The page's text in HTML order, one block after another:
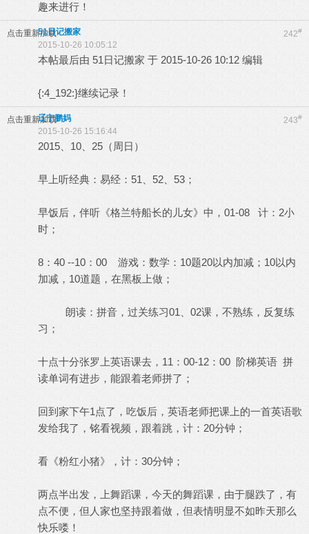
趣来进行！
点击重新加载 242#
51日记搬家
2015-10-26 10:05:12
本帖最后由 51日记搬家 于 2015-10-26 10:12 编辑
{:4_192:}继续记录！
点击重新加载 243#
辽宁鹏妈
2015-10-26 15:16:44
2015、10、25（周日）
早上听经典：易经：51、52、53；
早饭后，伴听《格兰特船长的儿女》中，01-08 计：2小
时；
8：40 --10：00 游戏：数学：10题20以内加减；10以内
加减，10道题，在黑板上做；
朗读：拼音，过关练习01、02课，不熟练，反复练
习；
十点十分张罗上英语课去，11：00-12：00 阶梯英语 拼
读单词有进步，能跟着老师拼了；
回到家下午1点了，吃饭后，英语老师把课上的一首英语歌
发给我了，铭看视频，跟着跳，计：20分钟；
看《粉红小猪》，计：30分钟；
两点半出发，上舞蹈课，今天的舞蹈课，由于腿跌了，有
点不便，但人家也坚持跟着做，但表情明显不如昨天那么
快乐喽！